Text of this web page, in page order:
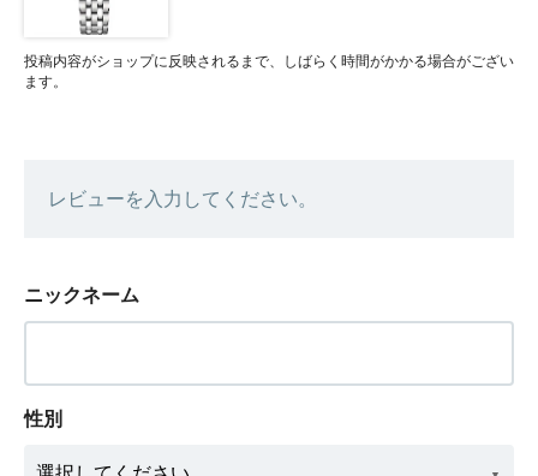
投稿内容がショップに反映されるまで、しばらく時間がかかる場合がござい
ます。
レビューを入力してください。
ニックネーム
性別